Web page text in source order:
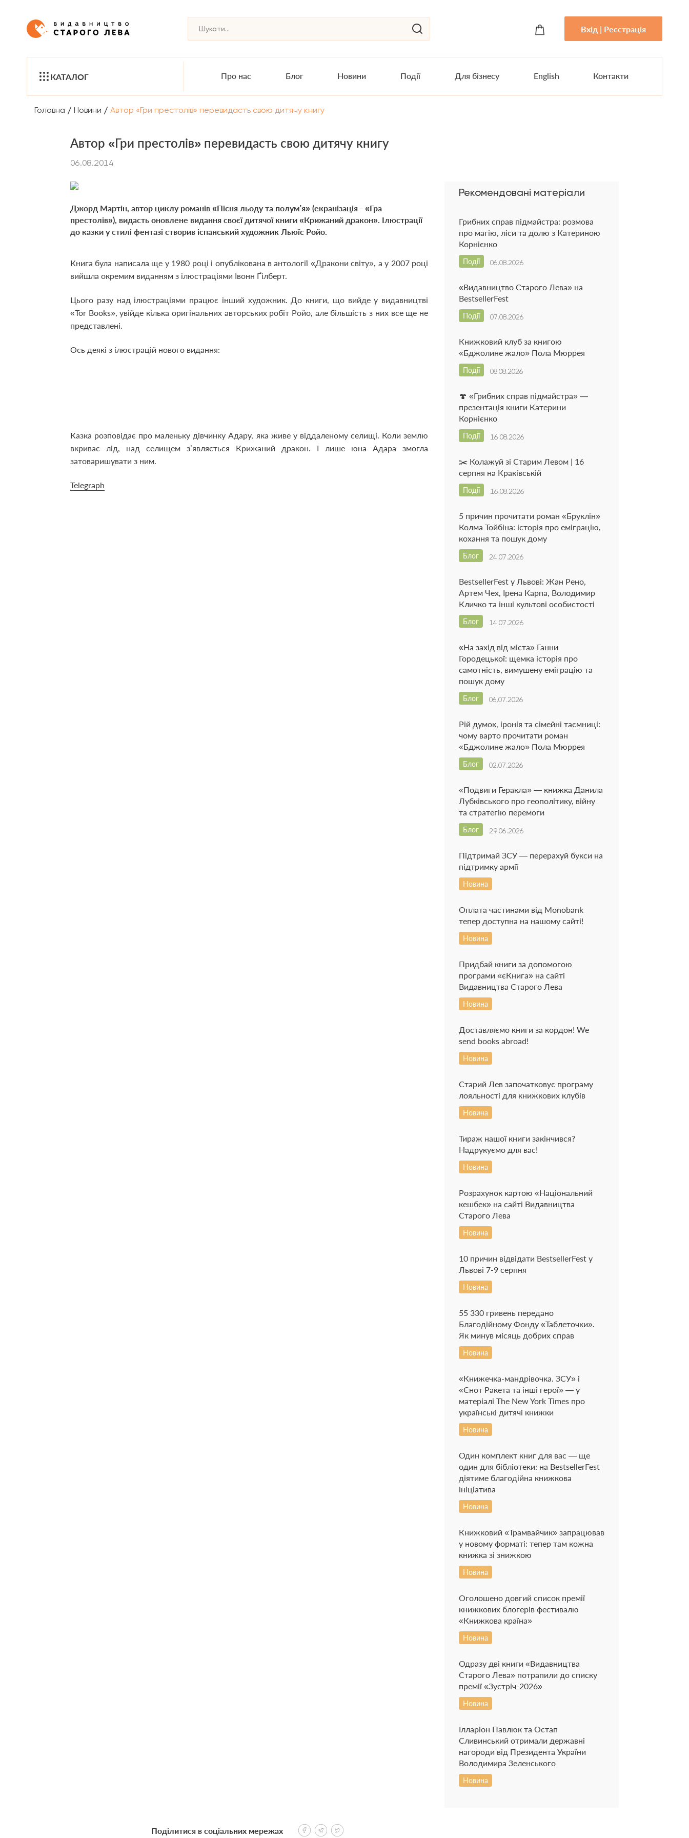
Вхід | Реєстрація
КАТАЛОГ Про нас Блог Новини Події Для бізнесу English Контакти
Головна / Новини / Автор «Гри престолів» перевидасть свою дитячу книгу
Автор «Гри престолів» перевидасть свою дитячу книгу
06.08.2014
Джорд Мартін, автор циклу романів «Пісня льоду та полум’я» (екранізація - «Гра
престолів»), видасть оновлене видання своєї дитячої книги «Крижаний дракон». Ілюстрації
до казки у стилі фентазі створив іспанський художник Льюїс Ройо.
Книга була написала ще у 1980 році і опублікована в антології «Дракони світу», а у 2007 році
вийшла окремим виданням з ілюстраціями Івонн Ґілберт.
Цього разу над ілюстраціями працює інший художник. До книги, що вийде у видавництві
«Tor Books», увійде кілька оригінальних авторських робіт Ройо, але більшість з них все ще не
представлені.
Ось деякі з ілюстрацій нового видання:
Казка розповідає про маленьку дівчинку Адару, яка живе у віддаленому селищі. Коли землю
вкриває лід, над селищем з’являється Крижаний дракон. І лише юна Адара змогла
затоваришувати з ним.
Telegraph
Рекомендовані матеріали
Грибних справ підмайстра: розмова
про магію, ліси та долю з Катериною
Корнієнко
06.08.2026
Події
«Видавництво Старого Лева» на
BestsellerFest
07.08.2026
Події
Книжковий клуб за книгою
«Бджолине жало» Пола Мюррея
08.08.2026
Події
🍄 «Грибних справ підмайстра» —
презентація книги Катерини
Корнієнко
16.08.2026
Події
✂️ Колажуй зі Старим Левом | 16
серпня на Краківській
16.08.2026
Події
5 причин прочитати роман «Бруклін»
Колма Тойбіна: історія про еміграцію,
кохання та пошук дому
24.07.2026
Блог
BestsellerFest у Львові: Жан Рено,
Артем Чех, Ірена Карпа, Володимир
Кличко та інші культові особистості
14.07.2026
Блог
«На захід від міста» Ганни
Городецької: щемка історія про
самотність, вимушену еміграцію та
пошук дому
06.07.2026
Блог
Рій думок, іронія та сімейні таємниці:
чому варто прочитати роман
«Бджолине жало» Пола Мюррея
02.07.2026
Блог
«Подвиги Геракла» — книжка Данила
Лубківського про геополітику, війну
та стратегію перемоги
29.06.2026
Блог
Підтримай ЗСУ — перерахуй букси на
підтримку армії
Новина
Оплата частинами від Monobank
тепер доступна на нашому сайті!
Новина
Придбай книги за допомогою
програми «єКнига» на сайті
Видавництва Старого Лева
Новина
Доставляємо книги за кордон! We
send books abroad!
Новина
Старий Лев започатковує програму
лояльності для книжкових клубів
Новина
Тираж нашої книги закінчився?
Надрукуємо для вас!
Новина
Розрахунок картою «Національний
кешбек» на сайті Видавництва
Старого Лева
Новина
10 причин відвідати BestsellerFest у
Львові 7-9 серпня
Новина
55 330 гривень передано
Благодійному Фонду «Таблеточки».
Як минув місяць добрих справ
Новина
«Книжечка-мандрівочка. ЗСУ» і
«Єнот Ракета та інші герої» — у
матеріалі The New York Times про
українські дитячі книжки
Новина
Один комплект книг для вас — ще
один для бібліотеки: на BestsellerFest
діятиме благодійна книжкова
ініціатива
Новина
Книжковий «Трамвайчик» запрацював
у новому форматі: тепер там кожна
книжка зі знижкою
Новина
Оголошено довгий список премії
книжкових блогерів фестивалю
«Книжкова країна»
Новина
Одразу дві книги «Видавництва
Старого Лева» потрапили до списку
премії «Зустріч-2026»
Новина
Ілларіон Павлюк та Остап
Сливинський отримали державні
нагороди від Президента України
Володимира Зеленського
Новина
Поділитися в соціальних мережах